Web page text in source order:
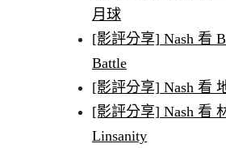
月球
[影評分享] Nash 看
Battle
[影評分享] Nash 看
[影評分享] Nash 看
Linsanity